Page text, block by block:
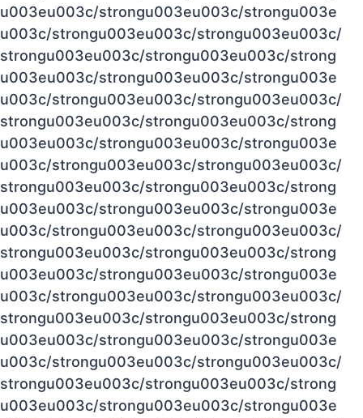
u003eu003c/strongu003eu003c/strongu003e
u003c/strongu003eu003c/strongu003eu003c/
strongu003eu003c/strongu003eu003c/strong
u003eu003c/strongu003eu003c/strongu003e
u003c/strongu003eu003c/strongu003eu003c/
strongu003eu003c/strongu003eu003c/strong
u003eu003c/strongu003eu003c/strongu003e
u003c/strongu003eu003c/strongu003eu003c/
strongu003eu003c/strongu003eu003c/strong
u003eu003c/strongu003eu003c/strongu003e
u003c/strongu003eu003c/strongu003eu003c/
strongu003eu003c/strongu003eu003c/strong
u003eu003c/strongu003eu003c/strongu003e
u003c/strongu003eu003c/strongu003eu003c/
strongu003eu003c/strongu003eu003c/strong
u003eu003c/strongu003eu003c/strongu003e
u003c/strongu003eu003c/strongu003eu003c/
strongu003eu003c/strongu003eu003c/strong
u003eu003c/strongu003eu003c/strongu003e